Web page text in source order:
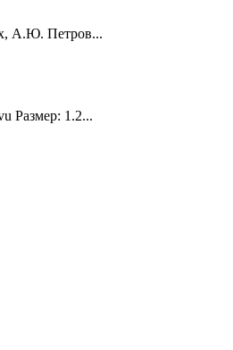
А.Ю. Петров...
Размер: 1.2...